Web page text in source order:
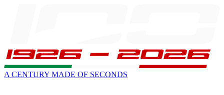
A CENTURY MADE OF SECONDS